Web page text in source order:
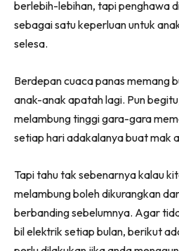
berlebih-lebihan, tapi penghawa
sebagai satu keperluan untuk
selesa.
Berdepan cuaca panas memang
anak-anak apatah lagi. Pun
melambung tinggi gara-gara
setiap hari adakalanya buat mak
Tapi tahu tak sebenarnya kalau
melambung boleh dikurangkan
berbanding sebelumnya. Agar
bil elektrik setiap bulan, berikut